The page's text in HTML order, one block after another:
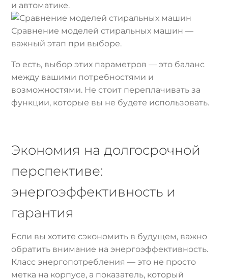
и автоматике.
Сравнение моделей стиральных машин —
важный этап при выборе.
То есть, выбор этих параметров — это баланс
между вашими потребностями и
возможностями. Не стоит переплачивать за
функции, которые вы не будете использовать.
Экономия на долгосрочной
перспективе:
энергоэффективность и
гарантия
Если вы хотите сэкономить в будущем, важно
обратить внимание на энергоэффективность.
Класс энергопотребления — это не просто
метка на корпусе, а показатель, который